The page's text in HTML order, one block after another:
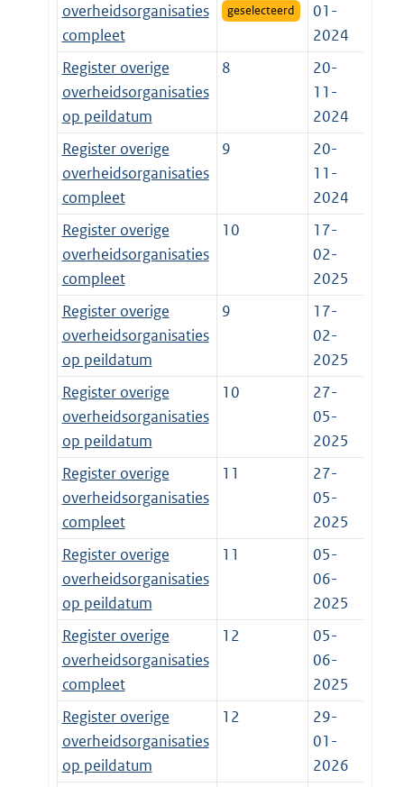
overheidsorganisaties
compleet
geselecteerd
01-
2024
Register overige
overheidsorganisaties
op peildatum
8
20-
11-
2024
Register overige
overheidsorganisaties
compleet
9
20-
11-
2024
Register overige
overheidsorganisaties
compleet
10
17-
02-
2025
Register overige
overheidsorganisaties
op peildatum
9
17-
02-
2025
Register overige
overheidsorganisaties
op peildatum
10
27-
05-
2025
Register overige
overheidsorganisaties
compleet
11
27-
05-
2025
Register overige
overheidsorganisaties
op peildatum
11
05-
06-
2025
Register overige
overheidsorganisaties
compleet
12
05-
06-
2025
Register overige
overheidsorganisaties
op peildatum
12
29-
01-
2026